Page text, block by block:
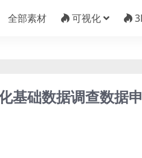
全部素材 可视化
基础数据调查数据